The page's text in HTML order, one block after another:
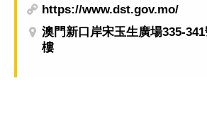
https://www.dst.gov.mo/
澳門新口岸宋玉生廣場335-
樓